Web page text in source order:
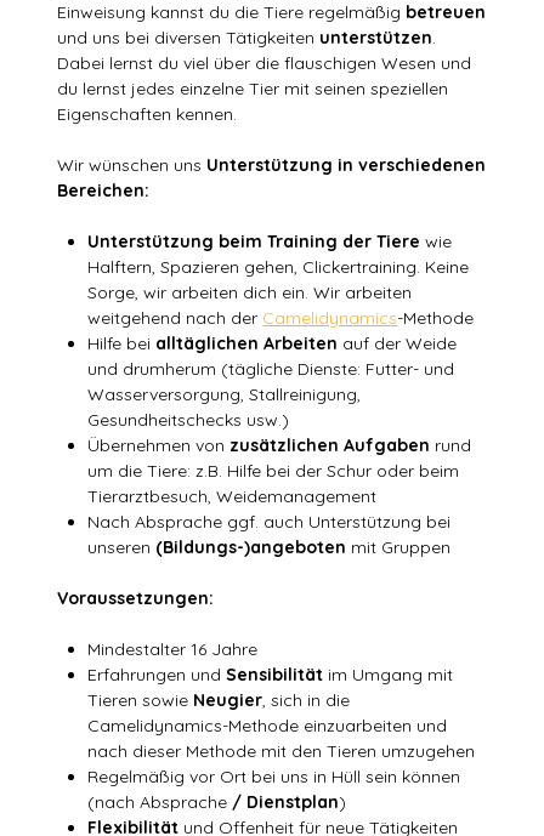
Einweisung kannst du die Tiere regelmäßig betreuen
und uns bei diversen Tätigkeiten unterstützen.
Dabei lernst du viel über die flauschigen Wesen und
du lernst jedes einzelne Tier mit seinen speziellen
Eigenschaften kennen.
Wir wünschen uns Unterstützung in verschiedenen
Bereichen:
Unterstützung beim Training der Tiere wie
Halftern, Spazieren gehen, Clickertraining. Keine
Sorge, wir arbeiten dich ein. Wir arbeiten
weitgehend nach der Camelidynamics-Methode
Hilfe bei alltäglichen Arbeiten auf der Weide
und drumherum (tägliche Dienste: Futter- und
Wasserversorgung, Stallreinigung,
Gesundheitschecks usw.)
Übernehmen von zusätzlichen Aufgaben rund
um die Tiere: z.B. Hilfe bei der Schur oder beim
Tierarztbesuch, Weidemanagement
Nach Absprache ggf. auch Unterstützung bei
unseren (Bildungs-)angeboten mit Gruppen
Voraussetzungen:
Mindestalter 16 Jahre
Erfahrungen undSensibilität im Umgang mit
Tieren sowie Neugier, sich in die
Camelidynamics-Methode einzuarbeiten und
nach dieser Methode mit den Tieren umzugehen
Regelmäßig vor Ort bei uns in Hüll sein können
(nach Absprache / Dienstplan)
Flexibilität und Offenheit für neue Tätigkeiten